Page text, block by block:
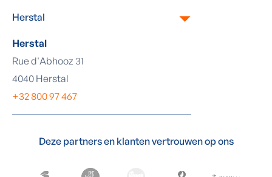
Herstal
Herstal
Rue d'Abhooz 31
4040 Herstal
+32 800 97 467
Deze partners en klanten vertrouwen op ons